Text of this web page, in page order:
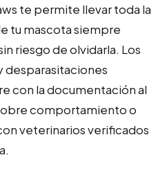
te permite llevar toda la
tu mascota siempre
riesgo de olvidarla. Los
desparasitaciones
con la documentación al
comportamiento o
veterinarios verificados